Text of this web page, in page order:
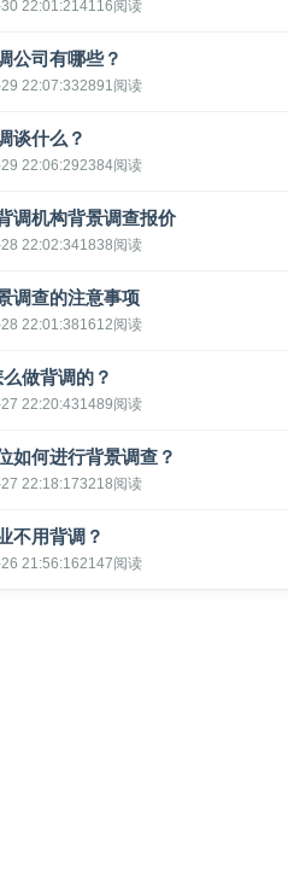
22:01:214116阅读
公司有哪些？
22:07:332891阅读
谈什么？
22:06:292384阅读
调机构背景调查报价
22:02:341838阅读
调查的注意事项
22:01:381612阅读
做背调的？
22:20:431489阅读
如何进行背景调查？
22:18:173218阅读
不用背调？
21:56:162147阅读